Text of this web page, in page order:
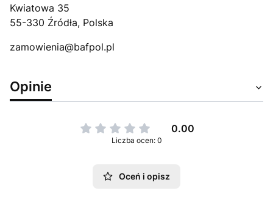
Kwiatowa 35
55-330 Źródła, Polska
zamowienia@bafpol.pl
Opinie
0.00
Liczba ocen: 0
Oceń i opisz